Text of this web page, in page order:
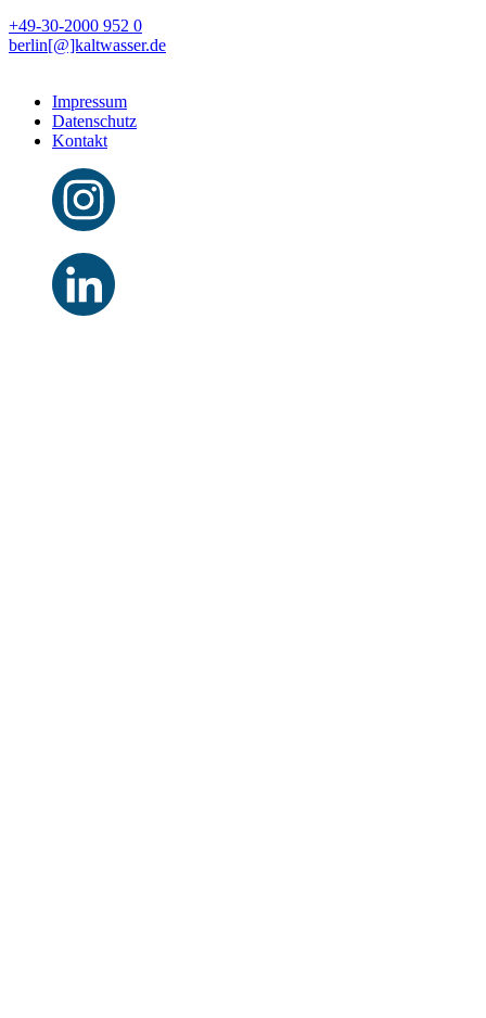
+49-30-2000 952 0
berlin[@]kaltwasser.de
Impressum
Datenschutz
Kontakt